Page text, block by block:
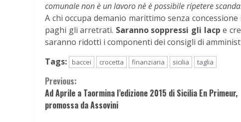
comunale non è un lavoro nè è possibile ripetere
A chi occupa demanio marittimo senza
paghi gli arretrati. Saranno soppressi gli Iacp e
saranno ridotti i componenti dei consigli di
Tags:
baccei crocetta finanziaria sicilia taglia
Continue
Reading
Previous:
Ad Aprile a Taormina l’edizione 2015 di Sicilia En Primeur,
promossa da Assovini